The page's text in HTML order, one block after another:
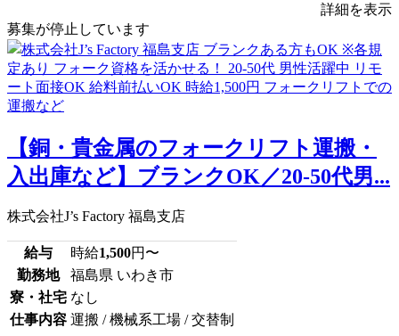
詳細を表示
募集が停止しています
【銅・貴金属のフォークリフト運搬・
入出庫など】ブランクOK／20-50代男...
株式会社J’s Factory 福島支店
給与 時給1,500円〜
勤務地
福島県 いわき市
寮・社宅 なし
仕事内容 運搬 / 機械系工場 / 交替制